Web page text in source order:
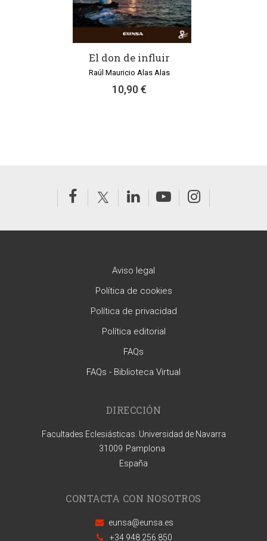
El don de influir
Raúl Mauricio Alas Alas
10,90 €
Aviso legal
Política de cookies
Política de privacidad
Política editorial
FAQs
FAQs - Biblioteca Virtual
DIRECCIÓN
Facultades Eclesiásticas. Universidad de Navarra
31009 Pamplona
España
CONTACTA CON NOSOTROS
eunsa@eunsa.es
+34 948 256 850